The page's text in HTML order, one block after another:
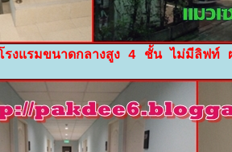
รงแรมขนาดกลางสูง 4 ชั้น ไม่มีลิฟท์